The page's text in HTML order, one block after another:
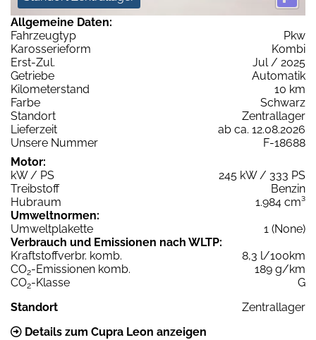
Allgemeine Daten:
Fahrzeugtyp
Pkw
Karosserieform
Kombi
Erst-Zul.
Jul / 2025
Getriebe
Automatik
Kilometerstand
10 km
Farbe
Schwarz
Standort
Zentrallager
Lieferzeit
ab ca. 12.08.2026
Unsere Nummer
F-18688
Motor:
kW / PS
245 kW / 333 PS
Treibstoff
Benzin
Hubraum
1.984 cm³
Umweltnormen:
Umweltplakette
1 (None)
Verbrauch und Emissionen nach WLTP:
Kraftstoffverbr. komb.
8,3 l/100km
CO2-Emissionen komb.
189 g/km
CO2-Klasse
G
Standort
Zentrallager
Details zum Cupra Leon anzeigen